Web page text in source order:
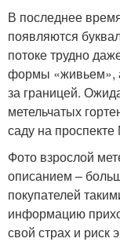
В последнее
появляются
потоке трудно
формы «живьем»,
за границей.
метельчатых
саду на
Фото взрослой
описанием –
покупателей
информацию
свой страх и риск